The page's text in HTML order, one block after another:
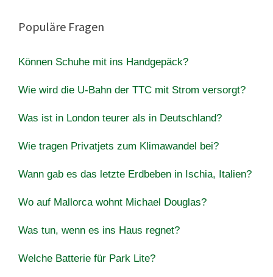
Populäre Fragen
Können Schuhe mit ins Handgepäck?
Wie wird die U-Bahn der TTC mit Strom versorgt?
Was ist in London teurer als in Deutschland?
Wie tragen Privatjets zum Klimawandel bei?
Wann gab es das letzte Erdbeben in Ischia, Italien?
Wo auf Mallorca wohnt Michael Douglas?
Was tun, wenn es ins Haus regnet?
Welche Batterie für Park Lite?